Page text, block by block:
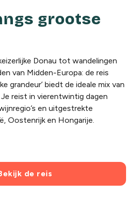
grootse
Donau tot wandelingen
van Midden-Europa: de reis
grandeur’ biedt de ideale mix van
reist in vierentwintig dagen
en uitgestrekte
Oostenrijk en Hongarije.
de reis